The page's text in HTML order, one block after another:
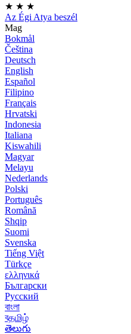
★ ★ ★
Az Égi Atya beszél
Mag
Bokmål
Čeština
Deutsch
English
Español
Filipino
Français
Hrvatski
Indonesia
Italiana
Kiswahili
Magyar
Melayu
Nederlands
Polski
Português
Română
Shqip
Suomi
Svenska
Tiếng Việt
Türkçe
ελληνικά
Български
Русский
বাংলা
বதமிழ்
తెలుగు